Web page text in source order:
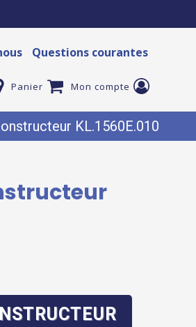
Questions courantes
Panier Mon compte
KL.1560E.010